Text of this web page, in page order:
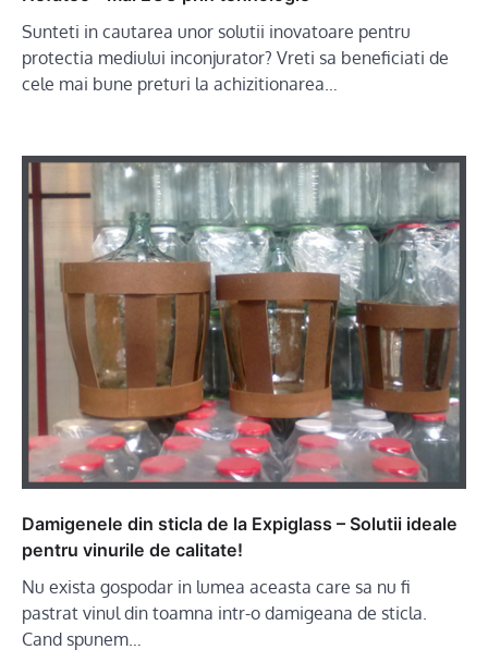
Sunteti in cautarea unor solutii inovatoare pentru
protectia mediului inconjurator? Vreti sa beneficiati de
cele mai bune preturi la achizitionarea…
Damigenele din sticla de la Expiglass – Solutii ideale
pentru vinurile de calitate!
Nu exista gospodar in lumea aceasta care sa nu fi
pastrat vinul din toamna intr-o damigeana de sticla.
Cand spunem…